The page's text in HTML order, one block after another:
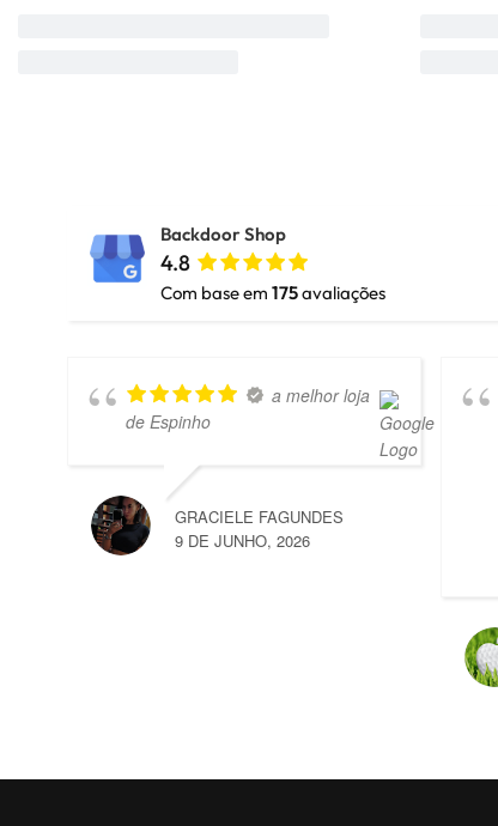
Backdoor Shop
4.8
Com base em 175avaliações
a melhor loja
de Espinho
GRACIELE FAGUNDES
9 DE JUNHO, 2026